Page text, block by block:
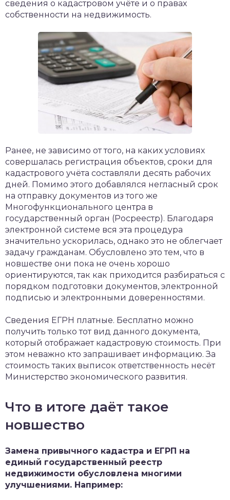
сведения о кадастровом учёте и о правах
собственности на недвижимость.
Ранее, не зависимо от того, на каких условиях
совершалась регистрация объектов, сроки для
кадастрового учёта составляли десять рабочих
дней. Помимо этого добавлялся негласный срок
на отправку документов из того же
Многофункционального центра в
государственный орган (Росреестр). Благодаря
электронной системе вся эта процедура
значительно ускорилась, однако это не облегчает
задачу гражданам. Обусловлено это тем, что в
новшестве они пока не очень хорошо
ориентируются, так как приходится разбираться с
порядком подготовки документов, электронной
подписью и электронными доверенностями.
Сведения ЕГРН платные. Бесплатно можно
получить только тот вид данного документа,
который отображает кадастровую стоимость. При
этом неважно кто запрашивает информацию. За
стоимость таких выписок ответственность несёт
Министерство экономического развития.
Что в итоге даёт такое
новшество
Замена привычного кадастра и ЕГРП на
единый государственный реестр
недвижимости обусловлена многими
улучшениями. Например: